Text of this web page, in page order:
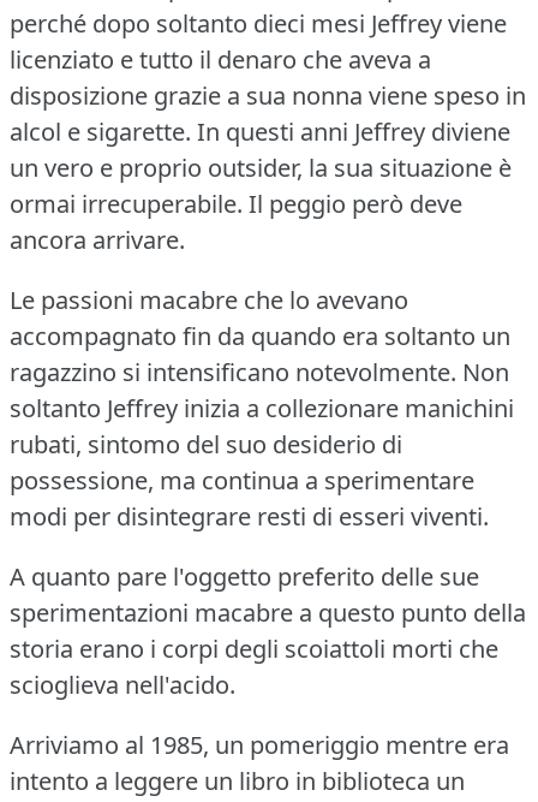
perché dopo soltanto dieci mesi Jeffrey viene
licenziato e tutto il denaro che aveva a
disposizione grazie a sua nonna viene speso in
alcol e sigarette. In questi anni Jeffrey diviene
un vero e proprio outsider, la sua situazione è
ormai irrecuperabile. Il peggio però deve
ancora arrivare.
Le passioni macabre che lo avevano
accompagnato fin da quando era soltanto un
ragazzino si intensificano notevolmente. Non
soltanto Jeffrey inizia a collezionare manichini
rubati, sintomo del suo desiderio di
possessione, ma continua a sperimentare
modi per disintegrare resti di esseri viventi.
A quanto pare l'oggetto preferito delle sue
sperimentazioni macabre a questo punto della
storia erano i corpi degli scoiattoli morti che
scioglieva nell'acido.
Arriviamo al 1985, un pomeriggio mentre era
intento a leggere un libro in biblioteca un